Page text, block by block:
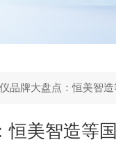
品牌大盘点：恒美智
恒美智造等